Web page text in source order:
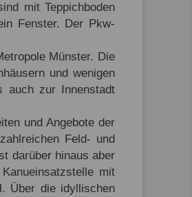
mit Teppichboden
Fenster. Der Pkw-
Münster. Die
und wenigen
auch zur Innenstadt
und Angebote der
Feld- und
darüber hinaus aber
mit
Über die idyllischen